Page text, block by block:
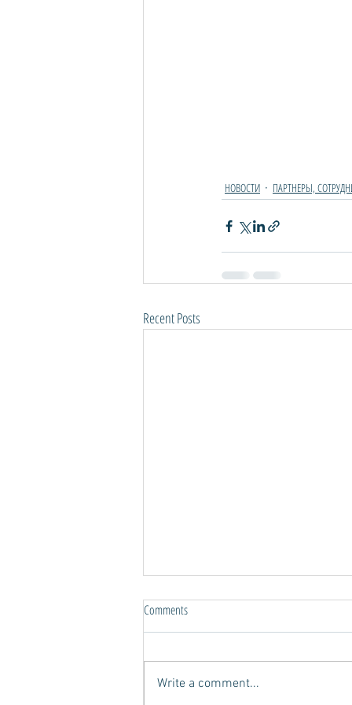
НОВОСТИ ПАРТНЕРЫ,
Recent Posts
Comments
Write a comment...